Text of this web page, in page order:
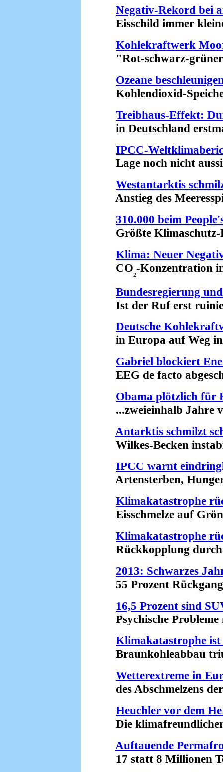
Negativ-Rekord bei
Eisschild immer
Kohlekraftwerk
"Rot-schwarz-
Ozeane
Kohlendioxid-
Treibhaus-Effekt:
in Deutschland
IPCC-
Lage noch nicht
Westantarktis
Anstieg des
310.000 beim
Größte Klimaschutz-
Klima: Neuer
CO₂-Konzentration
Bundesregierung
Ist der Ruf erst
Deutsche
in Europa auf Weg in
Gabriel blockiert
EEG de facto
Obama plötzlich für
...zweieinhalb Jahre
Antarktis schmilzt
Wilkes-Becken
IPCC warnt
Artensterben,
Klimakatastrophe
Eisschmelze auf
Klimakatastrophe
Rückkopplung durch
2013: Schwarzes
55 Prozent Rückgang
16,5 Prozent sind
Psychische Probleme
Klimakatastrophe ist
Braunkohleabbau
Wetterextreme in
des Abschmelzens
Heuchler vor dem
Die klimafreundlichen
Auftauende
17 statt 8 Millionen